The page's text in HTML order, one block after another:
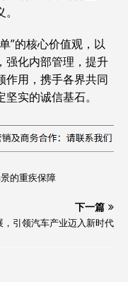
”的核心价值观，以
强化内部管理，提升
作用，携手各界共同
实的诚信基石。
的重疾保障
下一篇
引领汽车产业迈入新时代